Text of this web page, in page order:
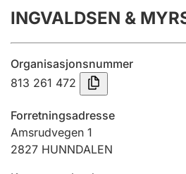
Årsrekneskap
Innsending og
Tinglysing
Jeger
INGVALDSEN &
Organisasjonsnummer
813 261 472
Forretningsadresse
Amsrudvegen 1
2827 HUNNDALEN